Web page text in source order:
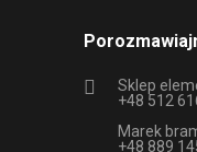
Sklep
+48 512
Marek
+48 889